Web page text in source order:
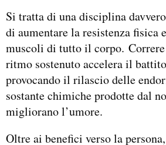
Si tratta di una disciplina
di aumentare la resistenza fisica
muscoli di tutto il corpo.
ritmo sostenuto accelera il
provocando il rilascio delle
sostante chimiche prodotte dal
migliorano l’umore.
Oltre ai benefici verso la